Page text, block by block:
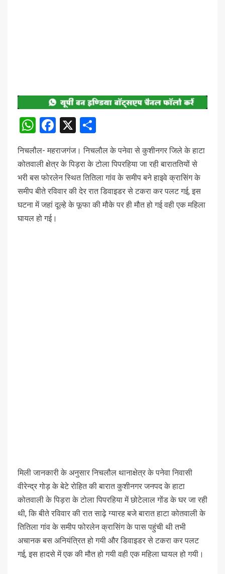
WhatsApp
Facebook
X
निचलौल- महराजगंज। निचलौल के पनेवा से कुशीनगर जिले के हाटा
कोतवाली क्षेत्र के पिड़रा के टोला पिपरहिया जा रही बाराततियों से
भरी बस फोरलेन स्थित तितिला गांव के समीप बने हाइवे क्रासिंग के
समीप बीते रविवार की देर रात डिवाइडर से टकरा कर पलट गई, इस
घटना में जहां दूल्‍हे के फूफा की मौके पर ही मौत हो गई वही एक महिला
घायल हो गई।
मिली जानकारी के अनुसार निचलौल थानाक्षेत्र के पनेवा निवासी
वीरेन्द्र गोड़ के बेटे रोहित की बारात कुशीनगर जनपद के हाटा
कोतवाली के पिड़रा के टोला पिपरहिया में छोटेलाल गोंड के घर जा रही
थी, कि बीते रविवार की रात साढ़े ग्यारह बजे बारात हाटा कोतवाली के
तितिला गांव के समीप फोरलेन क्रासिंग के पास पहुंची थी तभी
अचानक बस अनियंत्रित हो गयी और डिवाइडर से टकरा कर पलट
गई, इस हादसे में एक की मौत हो गयी वही एक महिला घायल हो गयी।